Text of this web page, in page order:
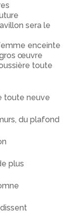
sera le
enceinte
œuvre
toute
toute neuve
du plafond
plus